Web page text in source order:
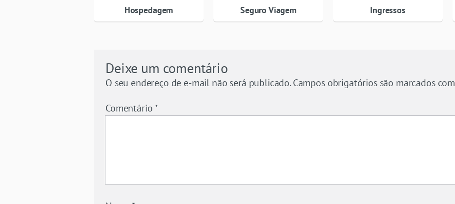
Hospedagem Seguro Viagem Ingressos
Deixe um comentário
O seu endereço de e-mail não será publicado. Campos obrigatórios são marcados com
Comentário*